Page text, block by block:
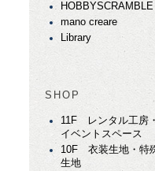
HOBBYSCRAMBLE
mano creare
Library
SHOP
11F レンタル工房・
イベントスペース
10F 衣装生地・特
生地